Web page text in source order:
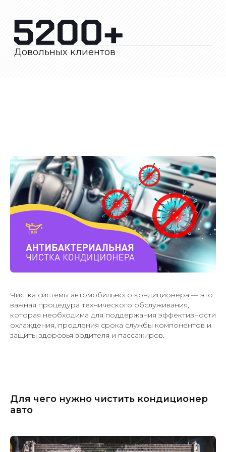
Чистка системы автомобильного кондиционера — это
важная процедура технического обслуживания,
которая необходима для поддержания эффективности
охлаждения, продления срока службы компонентов и
защиты здоровья водителя и пассажиров.
Для чего нужно чистить кондиционер
авто